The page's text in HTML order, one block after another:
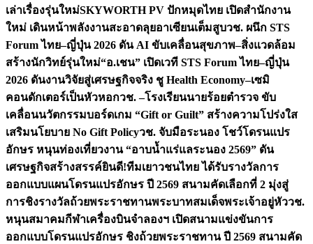
เล่าเรื่องรุ่นใหม่SKYWORTH PV ปักหมุดไทย เปิดสำนักงาน
ใหม่ เดินหน้าพลังงานสะอาดลุยอาเซียนเต็มสูบวช. ผนึก STS
Forum ไทย–ญี่ปุ่น 2026 ดัน AI ขับเคลื่อนสุขภาพ–สิ่งแวดล้อม
สร้างนักวิทย์รุ่นใหม่“อ.เชน” เปิดเวที STS Forum ไทย–ญี่ปุ่น
2026 ดันงานวิจัยสู่เศรษฐกิจจริง ชู Health Economy–เซมิ
คอนดักเตอร์เป็นหัวหอกวช. –โรงเรียนนายร้อยตำรวจ ขับ
เคลื่อนนวัตกรรมบอร์ดเกม “Gift or Guilt” สร้างความโปร่งใส
เสริมนโยบาย No Gift Policyวช. จับมือระนอง โชว์โดรนแปร
อักษร หนุนท่องเที่ยวงาน “อาบน้ำแร่แลระนอง 2569” ดัน
เศรษฐกิจสร้างสรรค์ยินดี!ทีมเยาวชนไทย ได้รับรางวัลการ
ออกแบบแผนโดรนแปรอักษร ปี 2569 สนามคัดเลือกที่ 2 มุ่งสู่
การชิงรางวัลถ้วยพระราชทานพระบาทสมเด็จพระเจ้าอยู่หัววช.
หนุนสมาคมกีฬาเครื่องบินจำลองฯ เปิดสนามแข่งขันการ
ออกแบบโดรนแปรอักษร ชิงถ้วยพระราชทาน ปี 2569 สนามคัด